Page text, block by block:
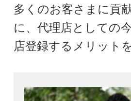
多くのお客さまに貢
に、代理店としての
店登録するメリット